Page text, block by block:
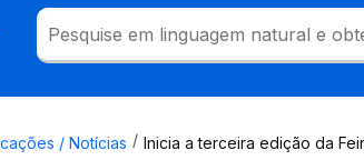
/ Notícias Inicia a terceira edição da